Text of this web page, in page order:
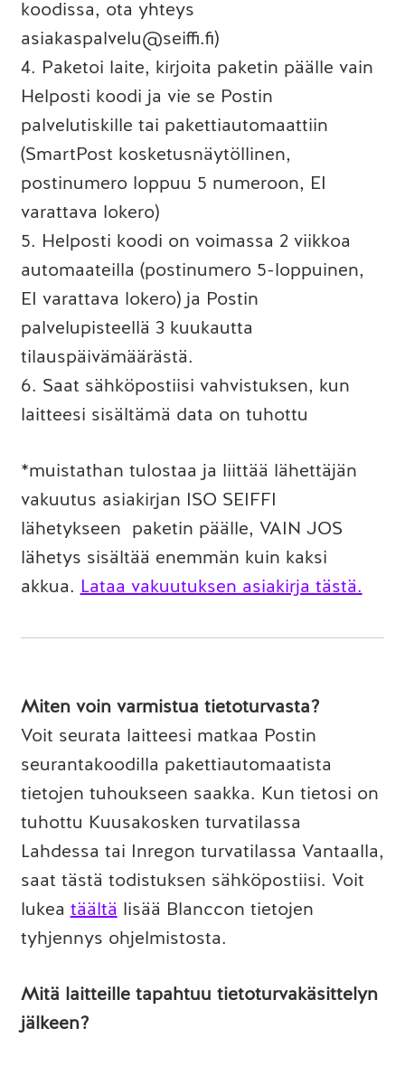
koodissa, ota yhteys
asiakaspalvelu@seiffi.fi)
4. Paketoi laite, kirjoita paketin päälle vain
Helposti koodi ja vie se Postin
palvelutiskille tai pakettiautomaattiin
(SmartPost kosketusnäytöllinen,
postinumero loppuu 5 numeroon, EI
varattava lokero)
5. Helposti koodi on voimassa 2 viikkoa
automaateilla (postinumero 5-loppuinen,
EI varattava lokero) ja Postin
palvelupisteellä 3 kuukautta
tilauspäivämäärästä.
6. Saat sähköpostiisi vahvistuksen, kun
laitteesi sisältämä data on tuhottu
*muistathan tulostaa ja liittää lähettäjän
vakuutus asiakirjan ISO SEIFFI
lähetykseen paketin päälle, VAIN JOS
lähetys sisältää enemmän kuin kaksi
akkua. Lataa vakuutuksen asiakirja tästä.
Miten voin varmistua tietoturvasta?
Voit seurata laitteesi matkaa Postin
seurantakoodilla pakettiautomaatista
tietojen tuhoukseen saakka. Kun tietosi on
tuhottu Kuusakosken turvatilassa
Lahdessa tai Inregon turvatilassa Vantaalla,
saat tästä todistuksen sähköpostiisi. Voit
lukea täältä lisää Blanccon tietojen
tyhjennys ohjelmistosta.
Mitä laitteille tapahtuu tietoturvakäsittelyn
jälkeen?